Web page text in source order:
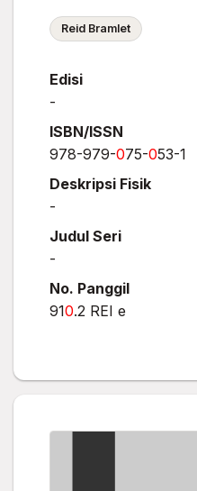
Reid Bramlet
Edisi
-
ISBN/ISSN
978-979-075-053-1
Deskripsi Fisik
-
Judul Seri
-
No. Panggil
910.2 REI e